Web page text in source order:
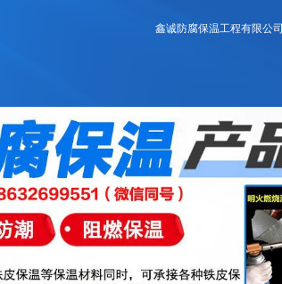
鑫诚防腐保温工程有限公司